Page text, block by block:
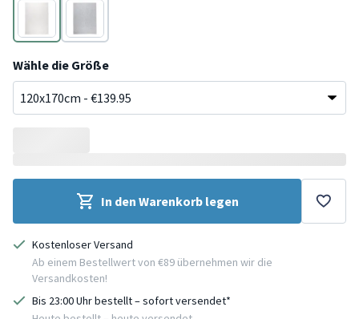
Wähle die Größe
In den Warenkorb legen
Kostenloser Versand
Ab einem Bestellwert von €89 übernehmen wir die
Versandkosten!
Bis 23:00 Uhr bestellt – sofort versendet*